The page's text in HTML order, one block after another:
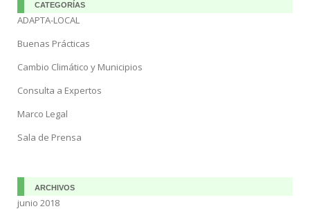
CATEGORÍAS
ADAPTA-LOCAL
Buenas Prácticas
Cambio Climático y Municipios
Consulta a Expertos
Marco Legal
Sala de Prensa
ARCHIVOS
junio 2018